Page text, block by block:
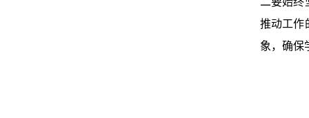
推动工作
象，确保